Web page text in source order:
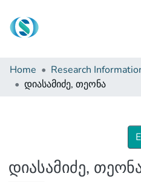
Communities & Collections
Browse
Home Research
დიასამიძე, თეონა
დიასამიძე,